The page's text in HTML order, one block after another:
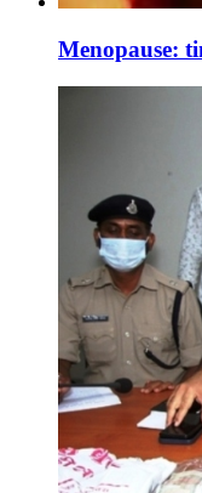
Menopause: